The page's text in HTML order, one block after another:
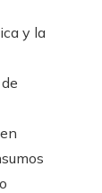
y la